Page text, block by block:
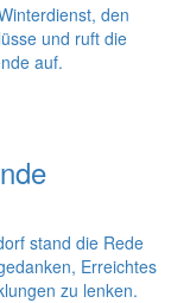
den
und ruft die
auf.
stand die Rede
Erreichtes
zu lenken.